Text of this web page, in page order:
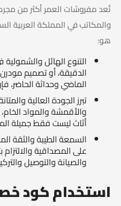
تُعد مفروشات العمر أكثر من
والمكاتب في المملكة العربية
هو:
التنوع الهائل
الدقيقة، أو تصميم
الماضي وحداثة الحاضر،
تبرز الجودة العالية
والأقمشة والمواد
أثاث ليست فقط جميلة
السمعة الطيبة والثقة
على المصداقية
والصيانة والتوصيل
استخدام كود